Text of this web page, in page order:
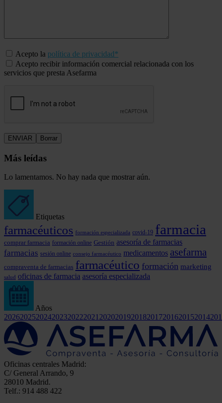
Acepto la política de privacidad*
Acepto recibir información comercial relacionada con los
servicios que presta Asefarma
Más leídas
Lo lamentamos. No hay nada que mostrar aún.
Etiquetas
farmacéuticos formación especializada covid-19 farmacia
comprar farmacia formación online Gestión asesoría de farmacias
farmacias sesión online consejo farmacéutico medicamentos asefarma
compraventa de farmacias farmacéutico formación marketing
salud oficinas de farmacia asesoría especializada
Años
202620252024202320222021 2020201920182017201620152014
Oficinas centrales Madrid:
C/ General Arrando, 9
28010 Madrid.
Telf.: 914 488 422